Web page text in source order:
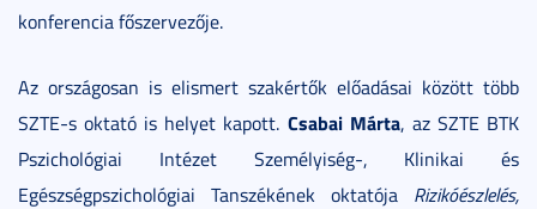
konferencia főszervezője.
Az országosan is elismert szakértők előadásai között több
SZTE-s oktató is helyet kapott. Csabai Márta, az SZTE BTK
Pszichológiai Intézet Személyiség-, Klinikai és
Egészségpszichológiai Tanszékének oktatója Rizikóészlelés,